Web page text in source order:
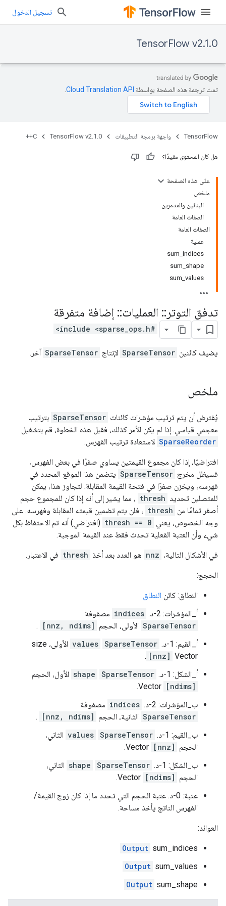
تسجيل الدخول
TensorFlow v2.1.0
تمت ترجمة هذه الصفحة بواسطة Cloud Translation API‏
TensorFlow واجهة برمجة التطبيقات TensorFlow v2.1.0
C++
هل كان المحتوى مفيدًا؟
على هذه الصفحة
ملخص
البنائين والمدمرين
الصفات العامة
الصفات العامة
عملية
sum_indices
sum_shape
sum_values
تدفق التوتر :: العمليات:: إضافة متفرقة
#include <sparse_ops.h>
يضيف كائنين SparseTensor لإنتاج SparseTensor آخر.
ملخص
يُفترض أن يتم ترتيب مؤشرات كائنات SparseTensor بترتيب
معجمي قياسي. إذا لم يكن الأمر كذلك، فقبل هذه الخطوة، قم بتشغيل
SparseReorder لاستعادة ترتيب الفهرس.
افتراضيًا، إذا كان مجموع القيمتين يساوي صفرًا في بعض الفهرس،
فسيظل مخرج SparseTensor يتضمن هذا الموقع المحدد في
فهرسه، ويخزن صفرًا في فتحة القيمة المقابلة. لتجاوز هذا، يمكن
للمتصلين تحديد thresh ، مما يشير إلى أنه إذا كان للمجموع حجم
أصغر تمامًا من thresh ، فلن يتم تضمين قيمته المقابلة وفهرسه. على
وجه الخصوص، يعني thresh == 0 (افتراضي) أنه تم الاحتفاظ بكل
شيء وأن العتبة الفعلية تحدث فقط عند القيمة الموجبة.
في الأشكال التالية، nnz هو العدد بعد أخذ thresh في الاعتبار.
الحجج:
النطاق: كائن النطاق
أ_المؤشرات: 2-د.
indices مصفوفة
SparseTensor الأولى، الحجم [nnz, ndims]
.
أ_القيم: 1-د.
values SparseTensor
الأولى، size
[nnz] Vector.
أ_الشكل: 1-د.
shape SparseTensor
الأول، الحجم
[ndims]
ب_المؤشرات: 2-د.
indices مصفوفة
SparseTensor الثانية، الحجم [nnz, ndims]
.
ب_القيم: 1-د.
values SparseTensor
الثاني،
الحجم [nnz]
ب_الشكل: 1-د.
shape SparseTensor
الثاني،
الحجم [ndims]
عتبة: 0-د. عتبة الحجم التي تحدد ما إذا كان زوج القيمة/
الفهرس الناتج يأخذ مساحة.
العوائد:
Output sum_indices
Output sum_values
Output sum_shape